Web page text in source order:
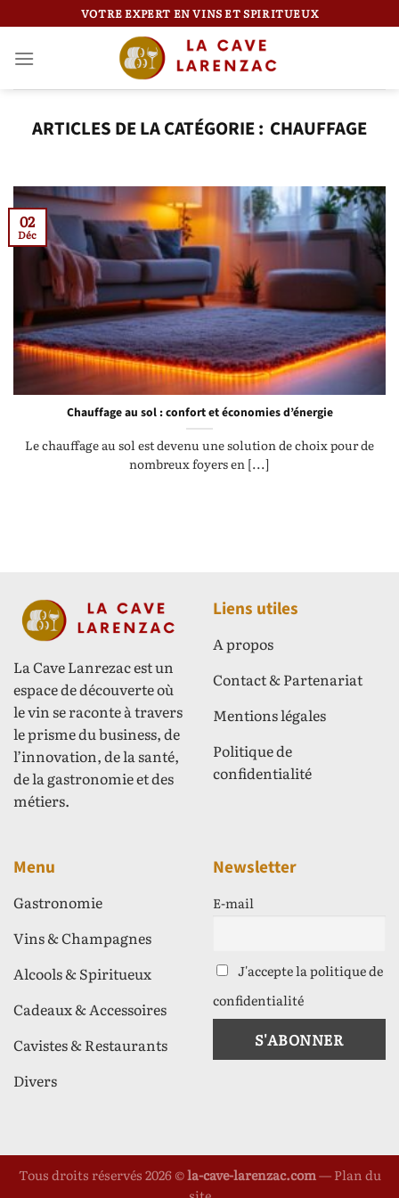
au
contenu
VOTRE EXPERT EN VINS ET SPIRITUEUX
CHAUFFAGE
Chauffage au sol : confort et économies d’énergie
Le chauffage au sol est devenu une solution de choix pour de
nombreux foyers en [...]
02
Déc
La Cave Lanrezac est un
espace de découverte où
le vin se raconte à travers
le prisme du business, de
l’innovation, de la santé,
de la gastronomie et des
métiers.
Liens utiles
A propos
Contact & Partenariat
Mentions légales
Politique de
confidentialité
Menu
Gastronomie
Vins & Champagnes
Alcools & Spiritueux
Cadeaux & Accessoires
Cavistes & Restaurants
Divers
Newsletter
E-mail
J'accepte la politique de
confidentialité
Tous droits réservés 2026 ©la-cave-larenzac.com—Plan du